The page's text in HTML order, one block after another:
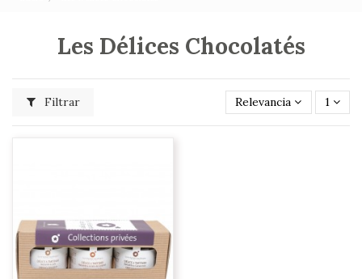
Les Délices Chocolatés
Filtrar Relevancia 1